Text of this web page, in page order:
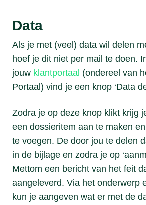
Data
Als je met (veel) data wil delen
hoef je dit niet per mail te doen.
jouw klantportaal (ondereel van
Portaal) vind je een knop ‘Data
Zodra je op deze knop klikt krijg
een dossieritem aan te maken
te voegen. De door jou te delen
in de bijlage en zodra je op
Mettom een bericht van het feit
aangeleverd. Via het onderwerp
kun je aangeven wat er met de